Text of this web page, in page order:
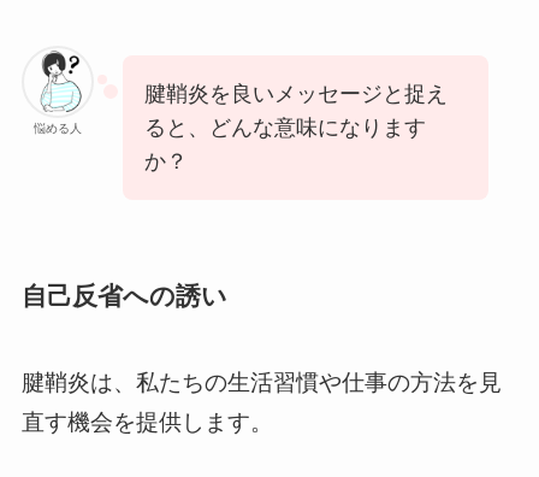
悩める人
腱鞘炎を良いメッセージと捉え
ると、どんな意味になります
か？
自己反省への誘い
腱鞘炎は、私たちの生活習慣や仕事の方法を見
直す機会を提供します。